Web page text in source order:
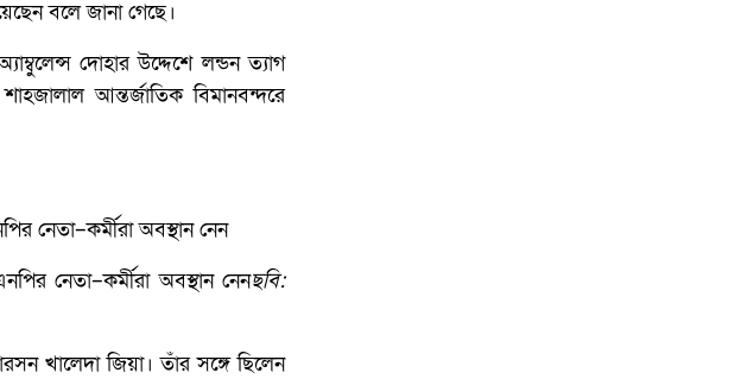
বলে জানা গেছে।
দোহার উদ্দেশে লন্ডন ত্যাগ
আন্তর্জাতিক বিমানবন্দরে
নেতা–কর্মীরা অবস্থান নেনছবি:
খালেদা জিয়া। তাঁর সঙ্গে ছিলেন